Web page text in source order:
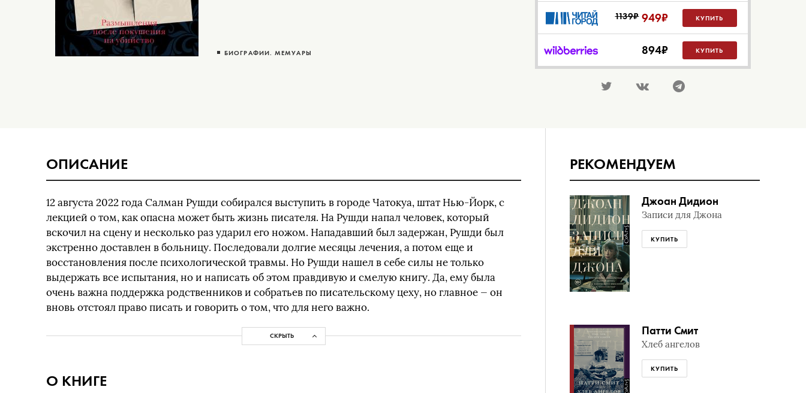
БИОГРАФИИ. МЕМУАРЫ
1139₽ 949₽ КУПИТЬ
894₽ КУПИТЬ
РЕКОМЕНДУЕМ
Джоан Дидион
Записи для Джона
КУПИТЬ
Патти Смит
Хлеб ангелов
КУПИТЬ
ОПИСАНИЕ
12 августа 2022 года Салман Рушди собирался выступить в городе Чатокуа, штат Нью-Йорк, с
лекцией о том, как опасна может быть жизнь писателя. На Рушди напал человек, который
вскочил на сцену и несколько раз ударил его ножом. Нападавший был задержан, Рушди был
экстренно доставлен в больницу. Последовали долгие месяцы лечения, а потом еще и
восстановления после психологической травмы. Но Рушди нашел в себе силы не только
выдержать все испытания, но и написать об этом правдивую и смелую книгу. Да, ему была
очень важна поддержка родственников и собратьев по писательскому цеху, но главное — он
вновь отстоял право писать и говорить о том, что для него важно.
СКРЫТЬ
О КНИГЕ